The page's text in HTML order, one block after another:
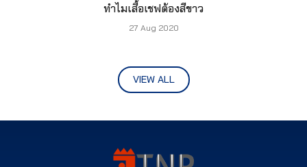
ทำไมเสื้อเชฟต้องสีขาว
27 Aug 2020
VIEW ALL